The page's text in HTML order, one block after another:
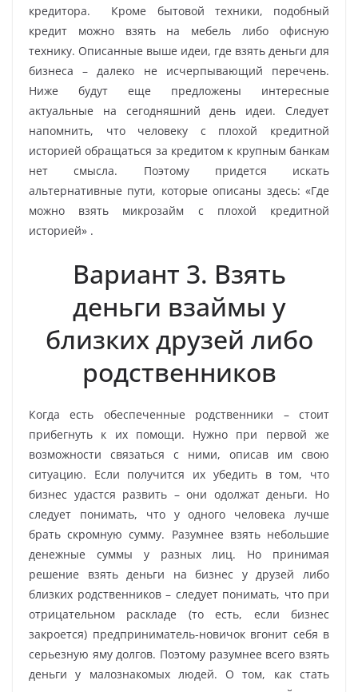
кредитора. Кроме бытовой техники, подобный
кредит можно взять на мебель либо офисную
технику. Описанные выше идеи, где взять деньги для
бизнеса – далеко не исчерпывающий перечень.
Ниже будут еще предложены интересные
актуальные на сегодняшний день идеи. Следует
напомнить, что человеку с плохой кредитной
историей обращаться за кредитом к крупным банкам
нет смысла. Поэтому придется искать
альтернативные пути, которые описаны здесь: «Где
можно взять микрозайм с плохой кредитной
историей» .
Вариант 3. Взять
деньги взаймы у
близких друзей либо
родственников
Когда есть обеспеченные родственники – стоит
прибегнуть к их помощи. Нужно при первой же
возможности связаться с ними, описав им свою
ситуацию. Если получится их убедить в том, что
бизнес удастся развить – они одолжат деньги. Но
следует понимать, что у одного человека лучше
брать скромную сумму. Разумнее взять небольшие
денежные суммы у разных лиц. Но принимая
решение взять деньги на бизнес у друзей либо
близких родственников – следует понимать, что при
отрицательном раскладе (то есть, если бизнес
закроется) предприниматель-новичок вгонит себя в
серьезную яму долгов. Поэтому разумнее всего взять
деньги у малознакомых людей. О том, как стать